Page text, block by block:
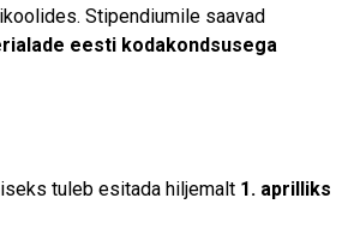
Stipendiumile saavad
eesti kodakondsusega
tuleb esitada hiljemalt 1. aprilliks